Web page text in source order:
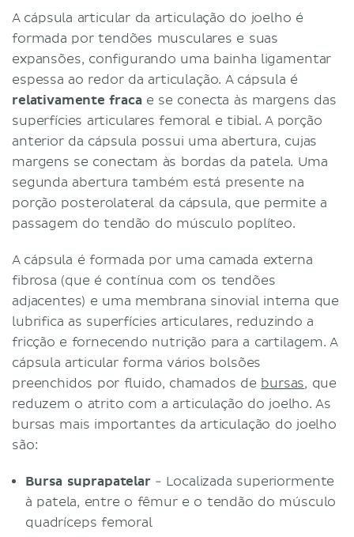
A cápsula articular da articulação do joelho é
formada por tendões musculares e suas
expansões, configurando uma bainha ligamentar
espessa ao redor da articulação. A cápsula é
relativamente fraca e se conecta às margens das
superfícies articulares femoral e tibial. A porção
anterior da cápsula possui uma abertura, cujas
margens se conectam às bordas da patela. Uma
segunda abertura também está presente na
porção posterolateral da cápsula, que permite a
passagem do tendão do músculo poplíteo.
A cápsula é formada por uma camada externa
fibrosa (que é contínua com os tendões
adjacentes) e uma membrana sinovial interna que
lubrifica as superfícies articulares, reduzindo a
fricção e fornecendo nutrição para a cartilagem. A
cápsula articular forma vários bolsões
preenchidos por fluido, chamados de bursas, que
reduzem o atrito com a articulação do joelho. As
bursas mais importantes da articulação do joelho
são:
Bursa suprapatelar- Localizada superiormente
à patela, entre o fêmur e o tendão do músculo
quadríceps femoral